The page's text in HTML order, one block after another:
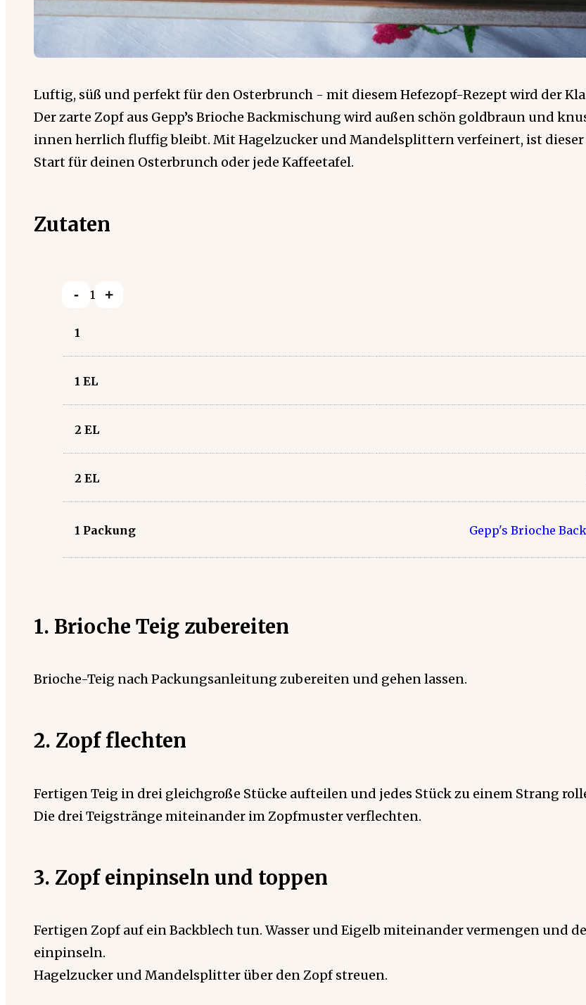
Luftig, süß und perfekt für den Osterbrunch - mit diesem Hefezopf-Rezept wird der
Der zarte Zopf aus Gepp’s Brioche Backmischung wird außen schön goldbraun und
innen herrlich fluffig bleibt. Mit Hagelzucker und Mandelsplittern verfeinert, ist
Start für deinen Osterbrunch oder jede Kaffeetafel.
Zutaten
- 1 +
1
1 EL
2 EL
2 EL
1 Packung Gepp's Brioche
1. Brioche Teig zubereiten
Brioche-Teig nach Packungsanleitung zubereiten und gehen lassen.
2. Zopf flechten
Fertigen Teig in drei gleichgroße Stücke aufteilen und jedes Stück zu einem Strang
Die drei Teigstränge miteinander im Zopfmuster verflechten.
3. Zopf einpinseln und toppen
Fertigen Zopf auf ein Backblech tun. Wasser und Eigelb miteinander vermengen und
einpinseln.
Hagelzucker und Mandelsplitter über den Zopf streuen.